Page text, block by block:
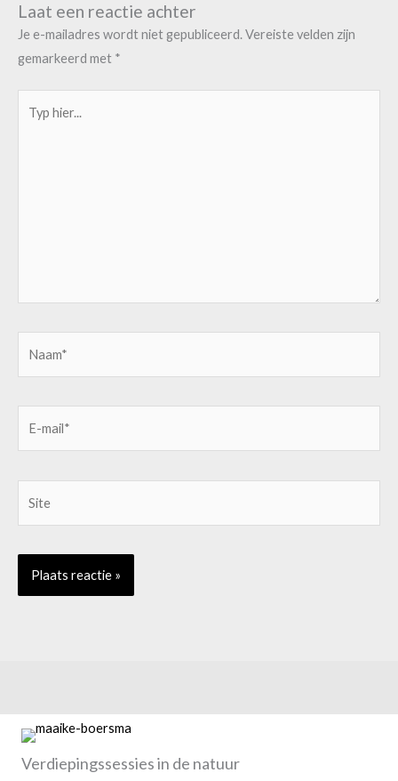
Laat een reactie achter
Je e-mailadres wordt niet gepubliceerd.Vereiste velden zijn
gemarkeerd met *
hier...
Verdiepingssessies in de natuur